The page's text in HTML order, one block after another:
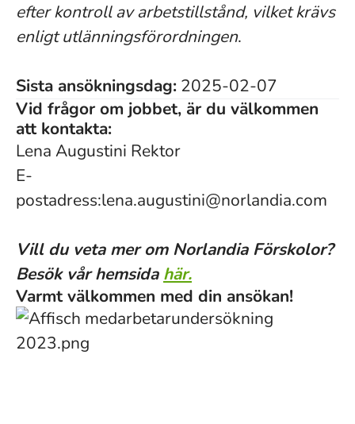
efter kontroll av arbetstillstånd, vilket krävs
enligt utlänningsförordningen.
Sista ansökningsdag: 2025-02-07
Vid frågor om jobbet, är du välkommen
att kontakta:
Lena Augustini Rektor
E-
postadress:lena.augustini@norlandia.com
Vill du veta mer om Norlandia Förskolor?
Besök vår hemsida här.
Varmt välkommen med din ansökan!